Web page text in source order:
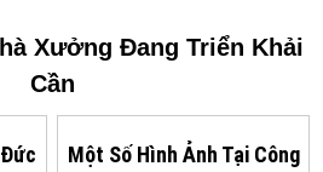
Xưởng Đang Triển Khải
Cần
Một Số Hình Ảnh Tại Công